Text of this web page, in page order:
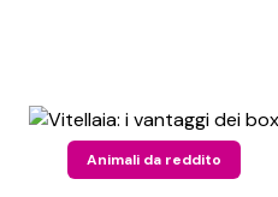
Animali da reddito